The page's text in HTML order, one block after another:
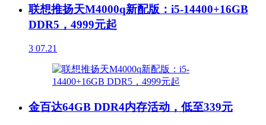
联想推扬天M4000q新配版：i5-14400+16GB
DDR5，4999元起
3 07.21
金百达64GB DDR4内存活动，低至339元